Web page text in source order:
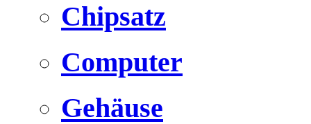
Chipsatz
Computer
Gehäuse